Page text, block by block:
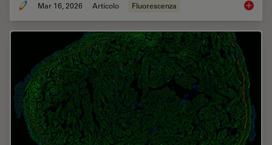
Mar 16, 2026 Articolo Fluorescenza